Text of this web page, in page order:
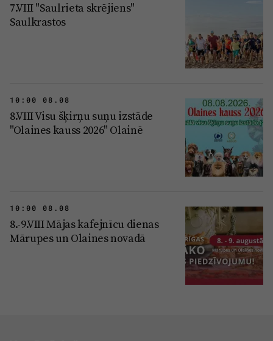
7.VIII "Saulrieta skrējiens"
Saulkrastos
10:00 08.08
8.VIII Visu šķirņu suņu izstāde
"Olaines kauss 2026" Olainē
10:00 08.08
8.-9.VIII Mājas kafejnīcu dienas
Mārupes un Olaines novadā